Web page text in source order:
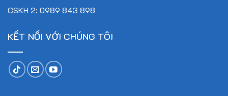
CSKH 2: 0989 843 898
KẾT NỐI VỚI CHÚNG TÔI